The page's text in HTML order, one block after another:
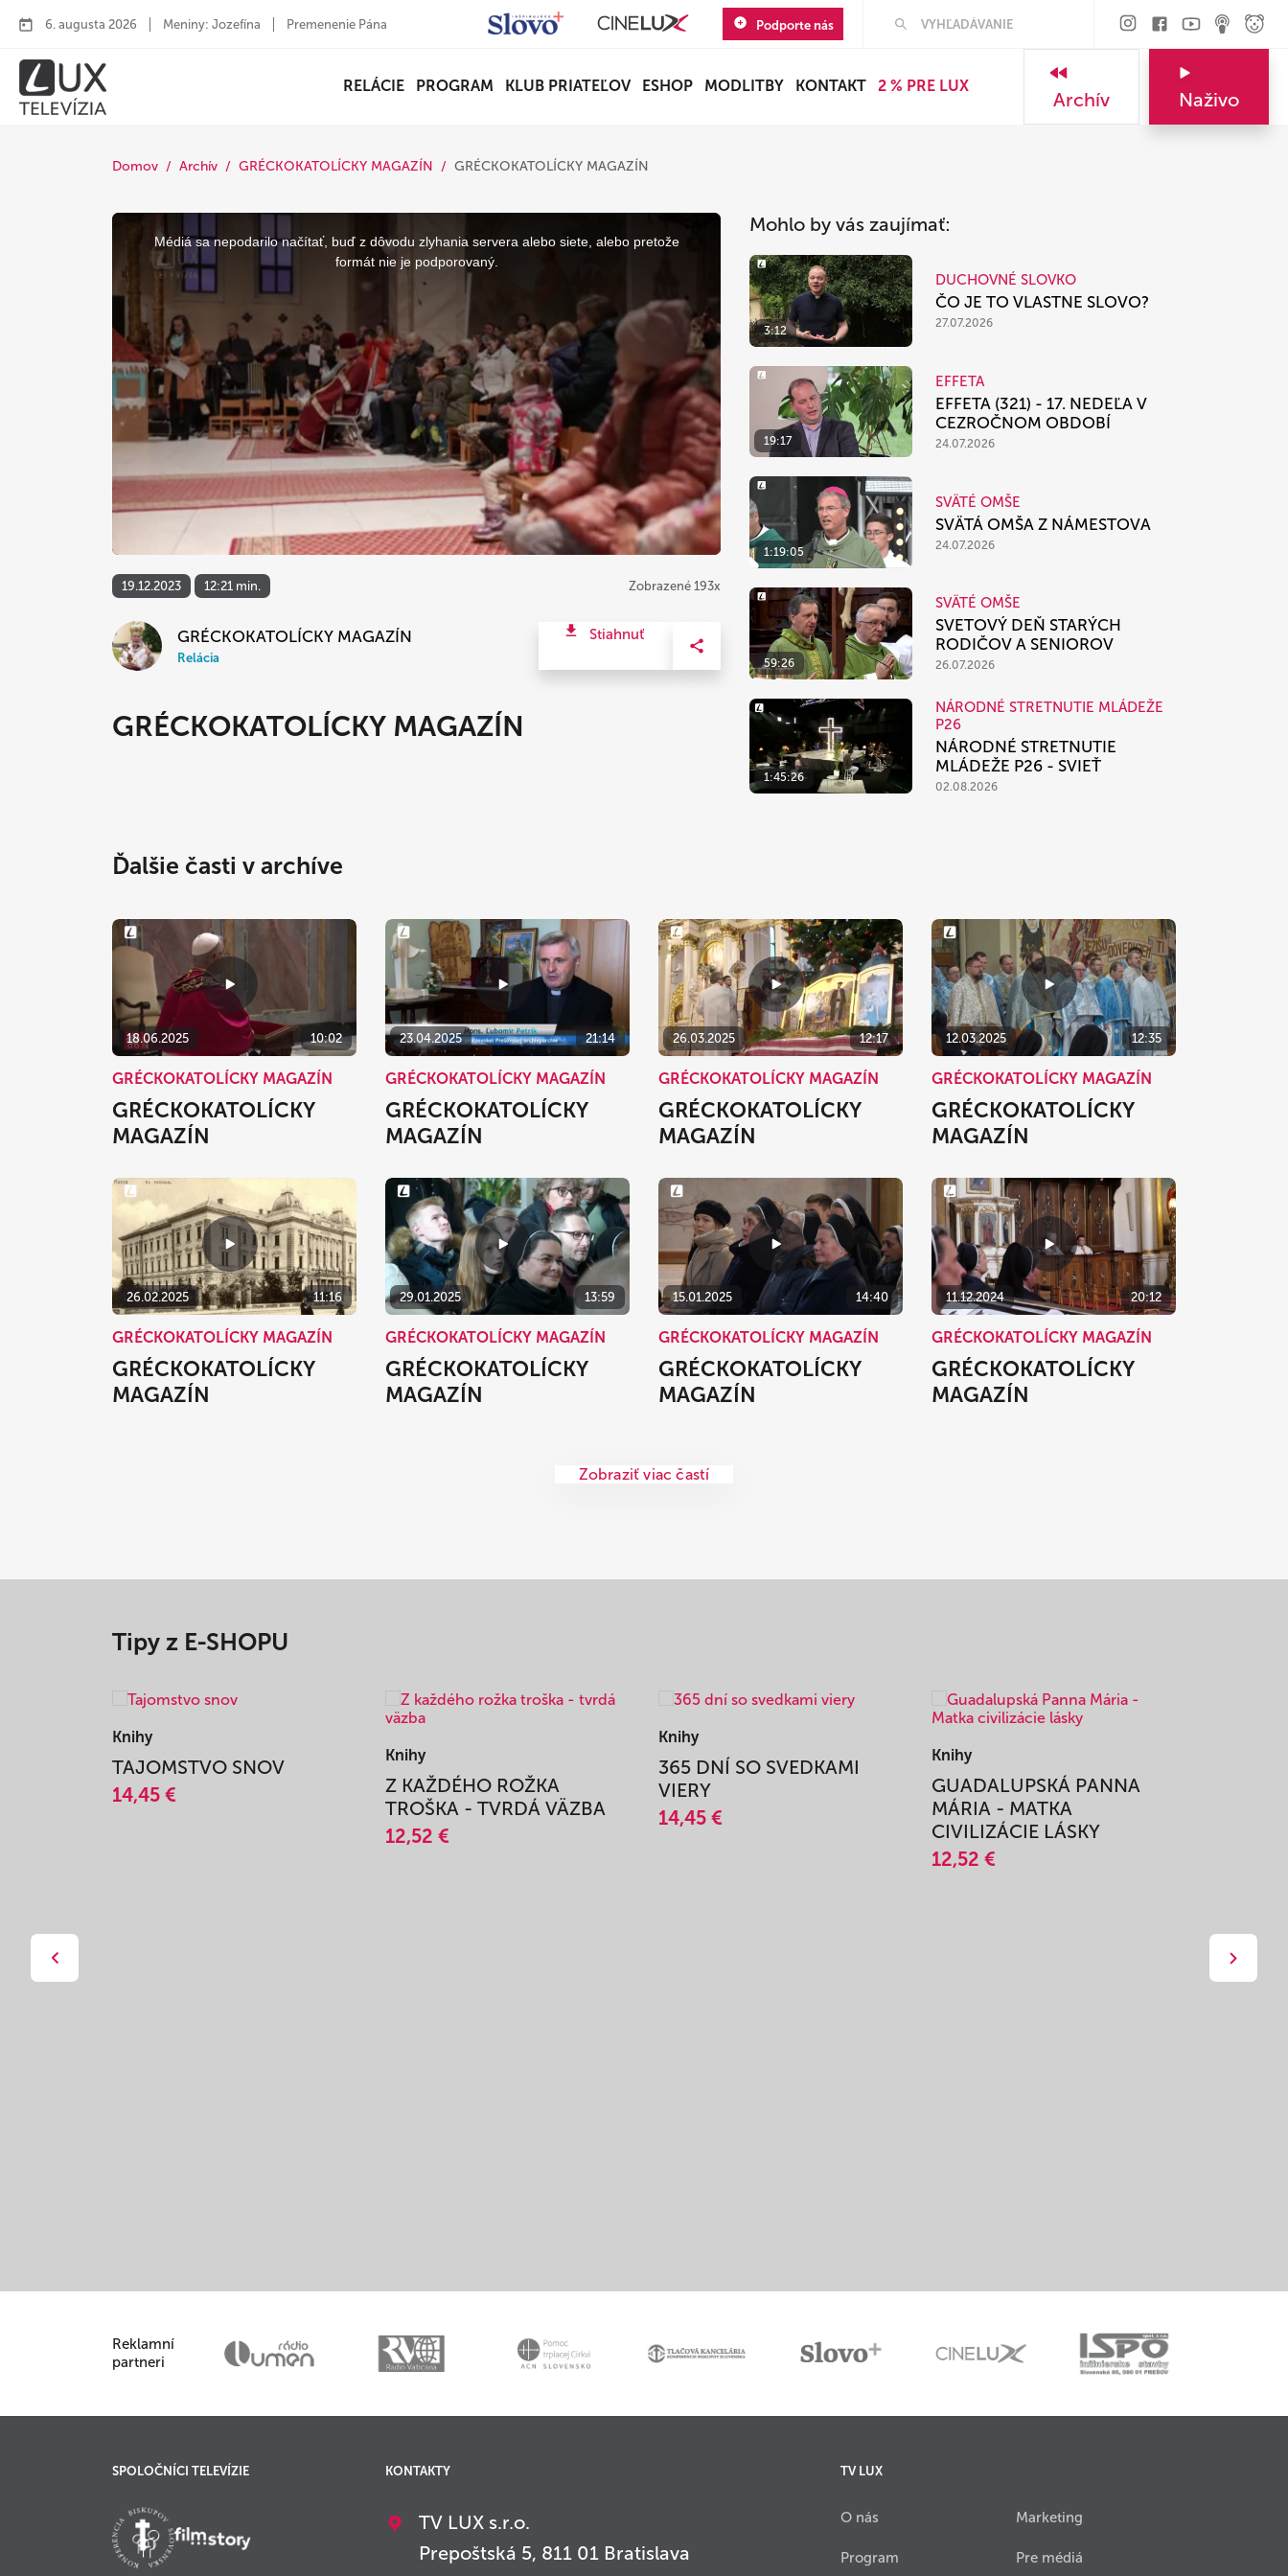
6. augusta 2026 Meniny: Jozefína Premenenie Pána Podporte nás
RELÁCIE PROGRAM KLUB PRIATEĽOV ESHOP MODLITBY KONTAKT 2 % PRE LUX
Archív Naživo
Domov Archív GRÉCKOKATOLÍCKY MAGAZÍN GRÉCKOKATOLÍCKY MAGAZÍN
This
Médiá sa nepodarilo načítať, buď z dôvodu zlyhania servera alebo siete, alebo pretože
formát nie je podporovaný.
19.12.2023 12:21 min. Zobrazené 193x
GRÉCKOKATOLÍCKY MAGAZÍN
Relácia
Stiahnuť
GRÉCKOKATOLÍCKY MAGAZÍN
Mohlo by vás zaujímať:
3:12
DUCHOVNÉ SLOVKO
ČO JE TO VLASTNE SLOVO?
27.07.2026
19:17
EFFETA
EFFETA (321) - 17. NEDEĽA V
CEZROČNOM OBDOBÍ
24.07.2026
1:19:05
SVÄTÉ OMŠE
SVÄTÁ OMŠA Z NÁMESTOVA
24.07.2026
59:26
SVÄTÉ OMŠE
SVETOVÝ DEŇ STARÝCH
RODIČOV A SENIOROV
26.07.2026
1:45:26
NÁRODNÉ STRETNUTIE MLÁDEŽE
P26
NÁRODNÉ STRETNUTIE
MLÁDEŽE P26 - SVIEŤ
02.08.2026
Ďalšie časti v archíve
18.06.2025 10:02
GRÉCKOKATOLÍCKY MAGAZÍN
GRÉCKOKATOLÍCKY
MAGAZÍN
23.04.2025 21:14
GRÉCKOKATOLÍCKY MAGAZÍN
GRÉCKOKATOLÍCKY
MAGAZÍN
26.03.2025 12:17
GRÉCKOKATOLÍCKY MAGAZÍN
GRÉCKOKATOLÍCKY
MAGAZÍN
12.03.2025 12:35
GRÉCKOKATOLÍCKY MAGAZÍN
GRÉCKOKATOLÍCKY
MAGAZÍN
26.02.2025 11:16
GRÉCKOKATOLÍCKY MAGAZÍN
GRÉCKOKATOLÍCKY
MAGAZÍN
29.01.2025 13:59
GRÉCKOKATOLÍCKY MAGAZÍN
GRÉCKOKATOLÍCKY
MAGAZÍN
15.01.2025 14:40
GRÉCKOKATOLÍCKY MAGAZÍN
GRÉCKOKATOLÍCKY
MAGAZÍN
11.12.2024 20:12
GRÉCKOKATOLÍCKY MAGAZÍN
GRÉCKOKATOLÍCKY
MAGAZÍN
Zobraziť viac častí
Tipy z E-SHOPU
Knihy
TAJOMSTVO SNOV
14,45 €
Knihy
Z KAŽDÉHO ROŽKA
TROŠKA - TVRDÁ VÄZBA
12,52 €
Knihy
365 DNÍ SO SVEDKAMI
VIERY
14,45 €
Knihy
GUADALUPSKÁ PANNA
MÁRIA - MATKA
CIVILIZÁCIE LÁSKY
12,52 €
Reklamní
partneri
SPOLOČNÍCI TELEVÍZIE KONTAKTY
TV LUX s.r.o.
Prepoštská 5, 811 01 Bratislava
TV LUX
O nás
Program
Marketing
Pre médiá